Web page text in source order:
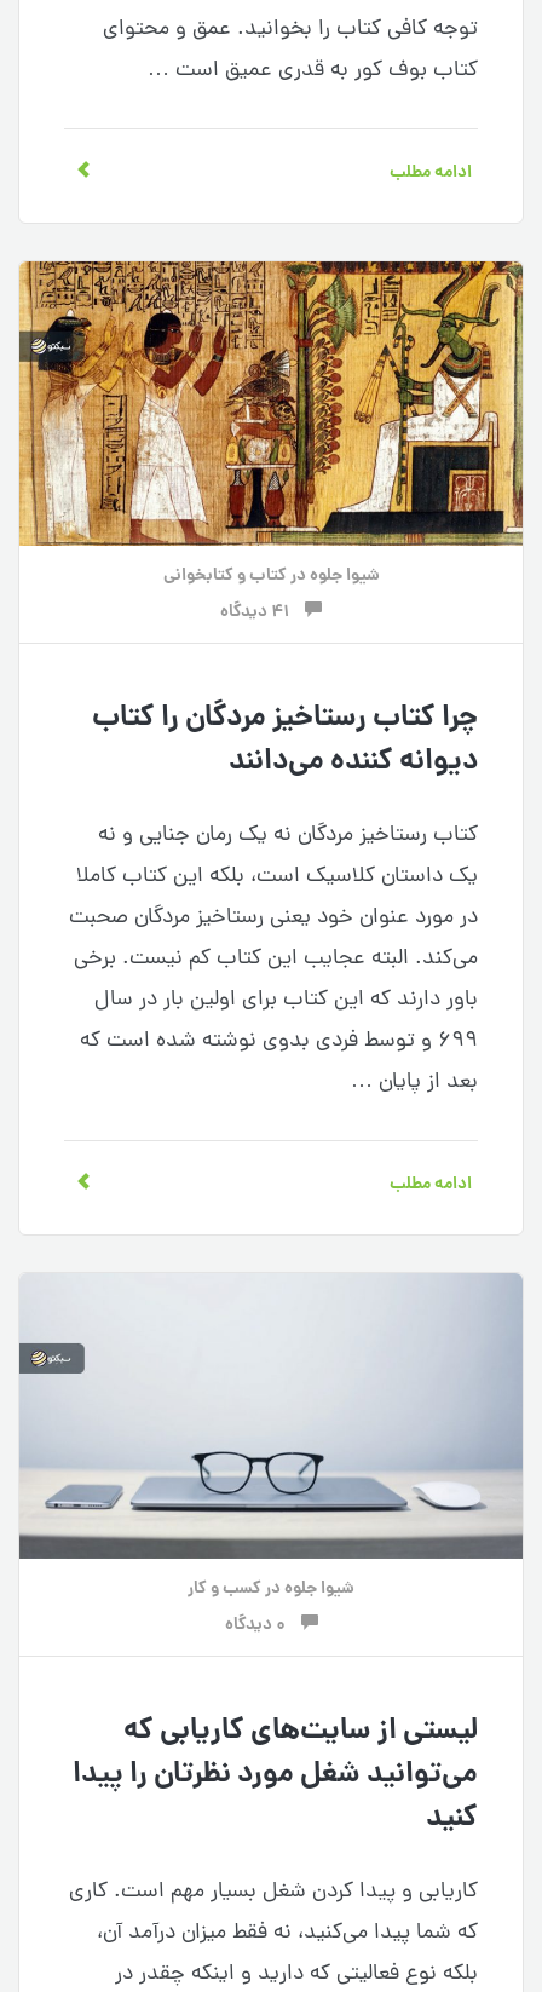
توجه کافی کتاب را بخوانید. عمق و محتوای
کتاب بوف کور به قدری عمیق است …
ادامه مطلب
شیوا جلوهدرکتاب و کتابخوانی
چرا کتاب رستاخیز مردگان را کتاب
دیوانه کننده می‌دانند
کتاب رستاخیز مردگان نه یک رمان جنایی و نه
یک داستان کلاسیک است، بلکه این کتاب کاملا
در مورد عنوان خود یعنی رستاخیز مردگان صحبت
می‌کند. البته عجایب این کتاب کم نیست. برخی
باور دارند که این کتاب برای اولین بار در سال
۶۹۹ و توسط فردی بدوی نوشته شده است که
بعد از پایان …
ادامه مطلب
شیوا جلوهدرکسب و کار
لیستی از سایت‌های کاریابی که
می‌توانید شغل مورد نظرتان را پیدا
کنید
کاریابی و پیدا کردن شغل بسیار مهم است. کاری
که شما پیدا می‌کنید، نه فقط میزان درآمد آن،
بلکه نوع فعالیتی که دارید و اینکه چقدر در